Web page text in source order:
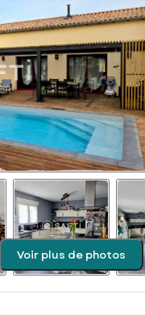
Voir plus de photos